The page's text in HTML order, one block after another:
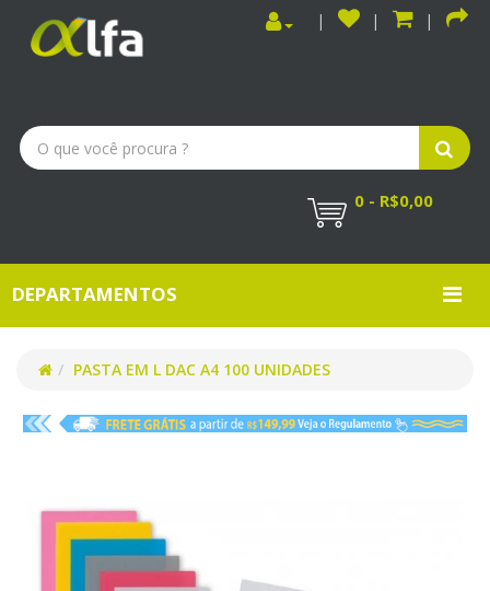
0 - R$0,00
DEPARTAMENTOS
PASTA EM L DAC A4 100 UNIDADES